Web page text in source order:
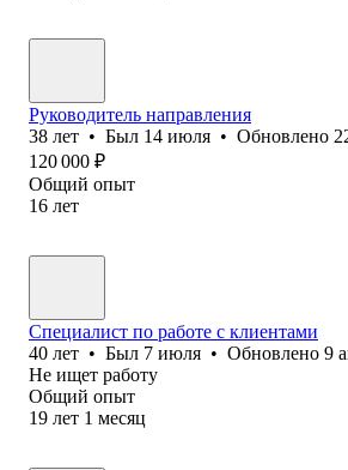
Руководитель направления
38 лет • Был 14 июля • Обновлено
120 000 ₽
Общий опыт
16 лет
Специалист по работе с клиентами
40 лет • Был 7 июля • Обновлено 9
Не ищет работу
Общий опыт
19 лет 1 месяц